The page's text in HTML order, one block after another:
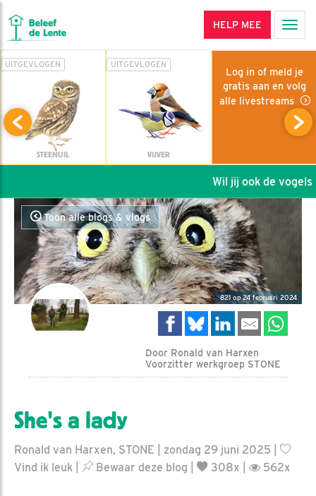
HELP MEE
UITGEVLOGEN
STEENUIL
UITGEVLOGEN
VIJVER
Log in of meld je
gratis aan en volg
alle livestreams
Wil jij ook de vogels
Toon alle blogs & vlogs
821 op 24 februari 2024
Door Ronald van Harxen
Voorzitter werkgroep STONE
She's a lady
Ronald van Harxen, STONE | zondag 29 juni 2025 |
Vind ik leuk
Bewaar deze blog 308x | 562x